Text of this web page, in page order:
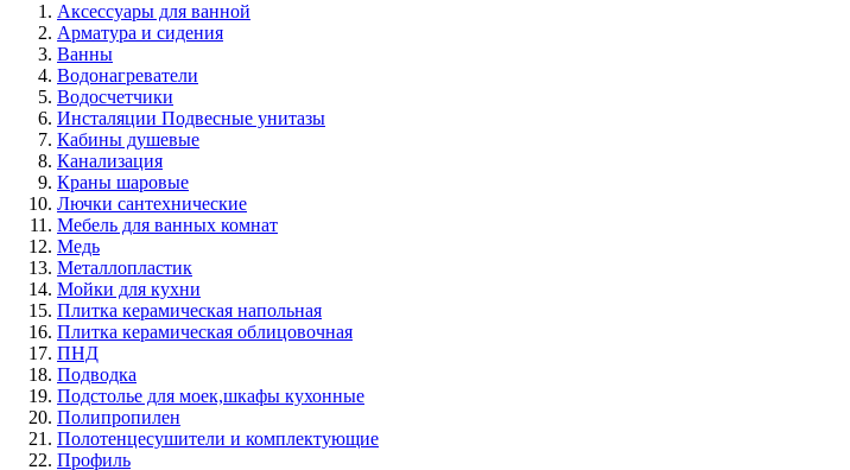
Аксессуары для ванной
Арматура и сидения
Ванны
Водонагреватели
Водосчетчики
Инсталяции Подвесные унитазы
Кабины душевые
Канализация
Краны шаровые
Лючки сантехнические
Мебель для ванных комнат
Медь
Металлопластик
Мойки для кухни
Плитка керамическая напольная
Плитка керамическая облицовочная
ПНД
Подводка
Подстолье для моек,шкафы кухонные
Полипропилен
Полотенцесушители и комплектующие
Профиль